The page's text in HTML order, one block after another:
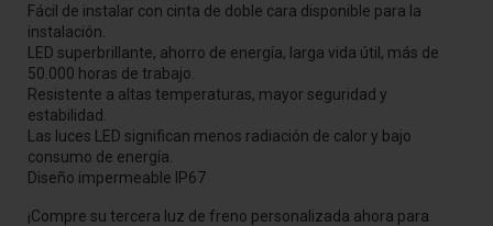
Fácil de instalar con cinta de doble cara disponible para la
instalación.
LED superbrillante, ahorro de energía, larga vida útil, más de
50.000 horas de trabajo.
Resistente a altas temperaturas, mayor seguridad y
estabilidad.
Las luces LED significan menos radiación de calor y bajo
consumo de energía.
Diseño impermeable IP67
¡Compre su tercera luz de freno personalizada ahora para